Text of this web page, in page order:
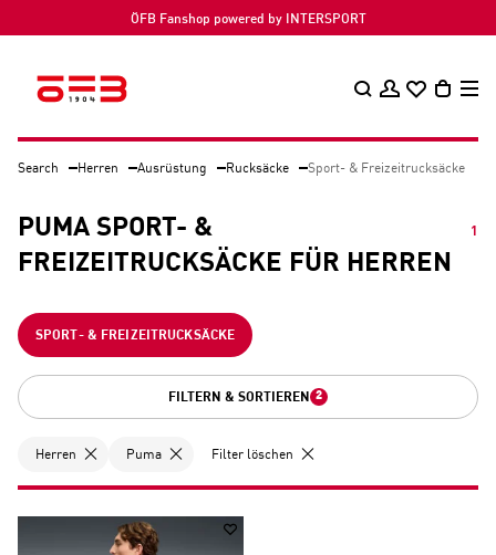
ÖFB Fanshop powered by INTERSPORT
Search Herren Ausrüstung Rucksäcke Sport- & Freizeitrucksäcke
PUMA SPORT- &
FREIZEITRUCKSÄCKE FÜR HERREN
1
SPORT- & FREIZEITRUCKSÄCKE
FILTERN & SORTIEREN 2
Herren Puma Filter löschen